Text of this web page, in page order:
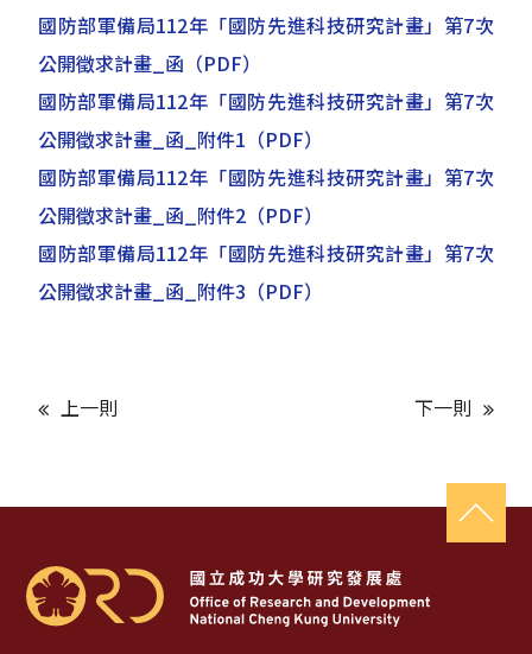
國防部軍備局112年「國防先進科技研究計畫」第7次
公開徵求計畫_函 （PDF）
國防部軍備局112年「國防先進科技研究計畫」第7次
公開徵求計畫_函_附件1 （PDF）
國防部軍備局112年「國防先進科技研究計畫」第7次
公開徵求計畫_函_附件2 （PDF）
國防部軍備局112年「國防先進科技研究計畫」第7次
公開徵求計畫_函_附件3 （PDF）
上一則 下一則